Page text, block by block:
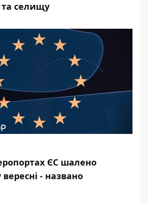
та селищу
ЄС шалено
вересні - названо